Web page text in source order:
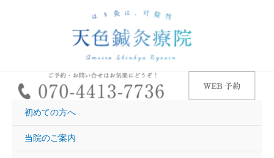
ッ
初めての方へ
当院のご案内